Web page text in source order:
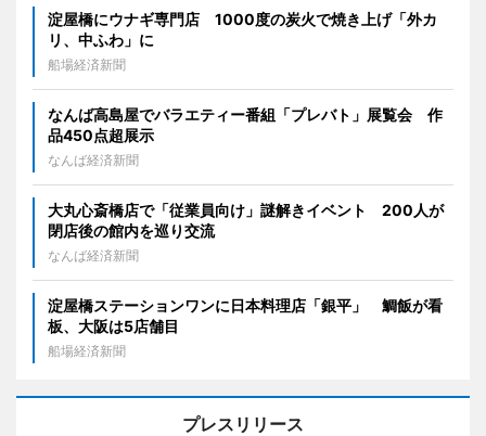
淀屋橋にウナギ専門店 1000度の炭火で焼き上げ「外カ
リ、中ふわ」に
船場経済新聞
なんば高島屋でバラエティー番組「プレバト」展覧会 作
品450点超展示
なんば経済新聞
大丸心斎橋店で「従業員向け」謎解きイベント 200人が
閉店後の館内を巡り交流
なんば経済新聞
淀屋橋ステーションワンに日本料理店「銀平」 鯛飯が看
板、大阪は5店舗目
船場経済新聞
プレスリリース